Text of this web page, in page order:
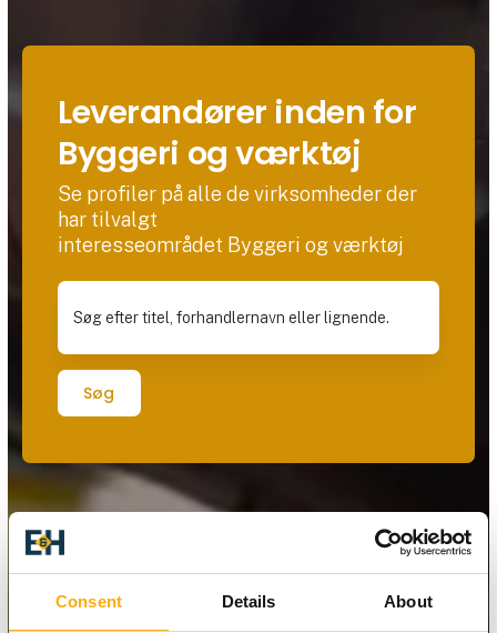
Consent Details About
Leverandører inden for
Byggeri og værktøj
Se profiler på alle de virksomheder der
har tilvalgt
interesseområdet Byggeri og værktøj
Søg efter titel, forhandlernavn eller lignende.
Søg